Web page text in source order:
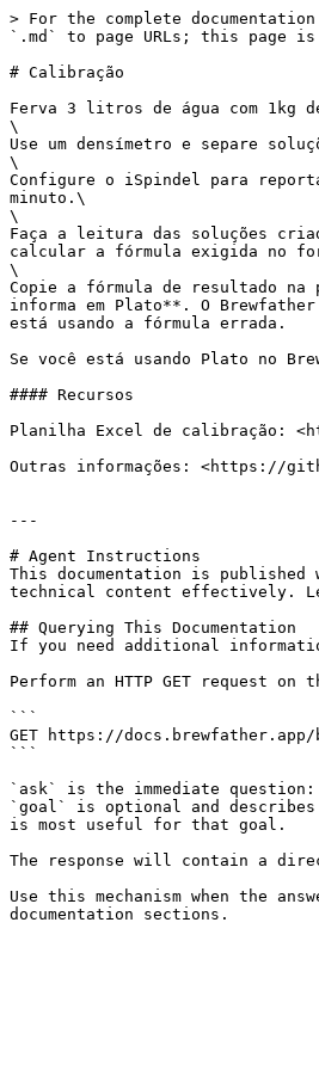
> For the complete
`.md` to page URLs; this page
# Calibração
Ferva 3 litros de água com 1kg
\
Use um densímetro e separe
\
Configure o iSpindel para
minuto.\
\
Faça a leitura das soluções
calcular a fórmula exigida no
\
Copie a fórmula de resultado
informa em Plato**. O
está usando a fórmula errada.
Se você está usando Plato no
#### Recursos
Planilha Excel de calibração:
Outras informações: <https://
---
# Agent Instructions
This documentation is published
technical content effectively.
## Querying This Documentation
If you need additional
Perform an HTTP GET request
```
GET https://
```
`ask` is the immediate
`goal` is optional and
is most useful for that goal.
The response will contain a
Use this mechanism when the